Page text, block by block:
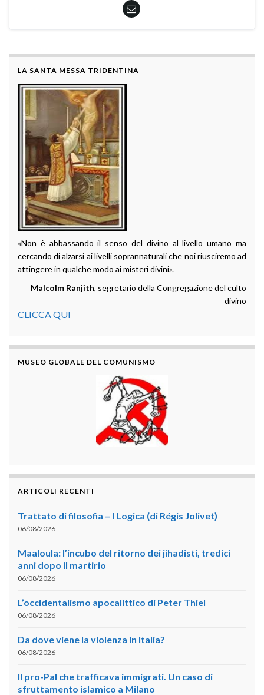
LA SANTA MESSA TRIDENTINA
«Non è abbassando il senso del divino al livello umano ma
cercando di alzarsi ai livelli soprannaturali che noi riusciremo ad
attingere in qualche modo ai misteri divini».
Malcolm Ranjith, segretario della Congregazione del culto
divino
CLICCA QUI
MUSEO GLOBALE DEL COMUNISMO
ARTICOLI RECENTI
Trattato di filosofia – I Logica (di Régis Jolivet)
06/08/2026
Maaloula: l’incubo del ritorno dei jihadisti, tredici
anni dopo il martirio
06/08/2026
L’occidentalismo apocalittico di Peter Thiel
06/08/2026
Da dove viene la violenza in Italia?
06/08/2026
Il pro-Pal che trafficava immigrati. Un caso di
sfruttamento islamico a Milano